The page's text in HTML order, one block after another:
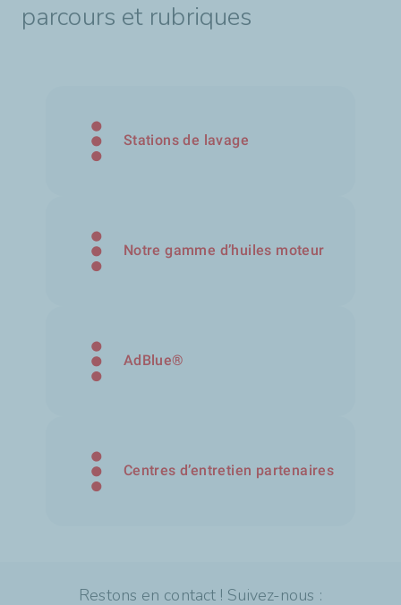
parcours et rubriques
Stations de lavage
Notre gamme d’huiles moteur
AdBlue®
Centres d’entretien partenaires
Restons en contact ! Suivez-nous :